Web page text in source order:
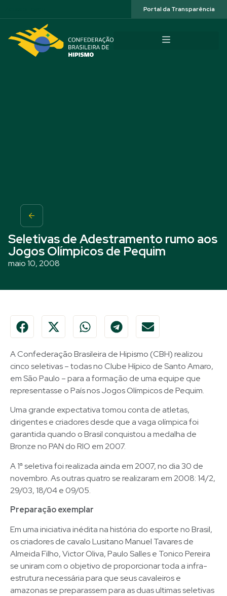
Portal da Transparência
Seletivas de Adestramento rumo aos
Jogos Olímpicos de Pequim
maio 10, 2008
A Confederação Brasileira de Hipismo (CBH) realizou
cinco seletivas – todas no Clube Hípico de Santo Amaro,
em São Paulo – para a formação de uma equipe que
representasse o País nos Jogos Olímpicos de Pequim.
Uma grande expectativa tomou conta de atletas,
dirigentes e criadores desde que a vaga olímpica foi
garantida quando o Brasil conquistou a medalha de
Bronze no PAN do RIO em 2007.
A 1ª seletiva foi realizada ainda em 2007, no dia 30 de
novembro. As outras quatro se realizaram em 2008: 14/2,
29/03, 18/04 e 09/05.
Preparação exemplar
Em uma iniciativa inédita na história do esporte no Brasil,
os criadores de cavalo Lusitano Manuel Tavares de
Almeida Filho, Victor Oliva, Paulo Salles e Tonico Pereira
se uniram com o objetivo de proporcionar toda a infra-
estrutura necessária para que seus cavaleiros e
amazonas se preparassem para as duas ultimas seletivas